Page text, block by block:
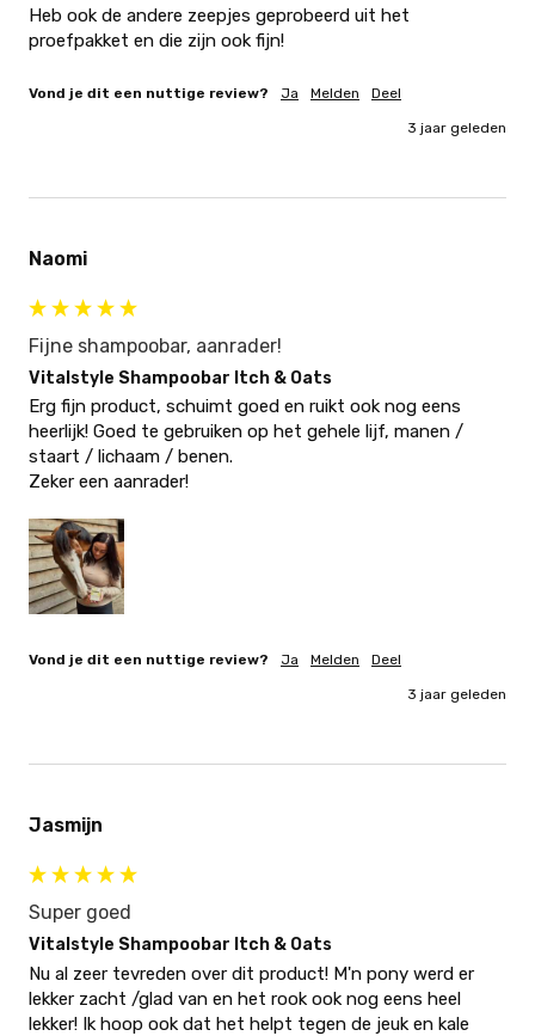
Heb ook de andere zeepjes geprobeerd uit het
proefpakket en die zijn ook fijn!
Vond je dit een nuttige review? Ja Melden Deel
3 jaar geleden
Naomi
Fijne shampoobar, aanrader!
Vitalstyle Shampoobar Itch & Oats
Erg fijn product, schuimt goed en ruikt ook nog eens
heerlijk! Goed te gebruiken op het gehele lijf, manen /
staart / lichaam / benen.
Zeker een aanrader!
Vond je dit een nuttige review? Ja Melden Deel
3 jaar geleden
Jasmijn
Super goed
Vitalstyle Shampoobar Itch & Oats
Nu al zeer tevreden over dit product! M'n pony werd er
lekker zacht /glad van en het rook ook nog eens heel
lekker! Ik hoop ook dat het helpt tegen de jeuk en kale